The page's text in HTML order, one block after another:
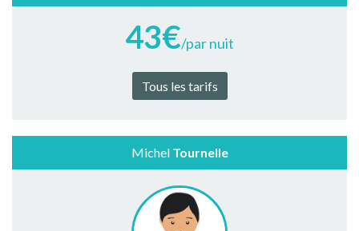
43€/par nuit
Tous les tarifs
Michel Tournelle